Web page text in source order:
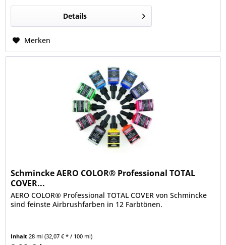
Details
Merken
Schmincke AERO COLOR® Professional TOTAL
COVER...
AERO COLOR® Professional TOTAL COVER von Schmincke
sind feinste Airbrushfarben in 12 Farbtönen.
Inhalt28 ml(32,07 € * / 100 ml)